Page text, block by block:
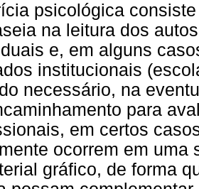
psicológica
na leitura dos
e, em alguns
institucionais
necessário, na
para
em certos
ocorrem em
gráfico, de forma